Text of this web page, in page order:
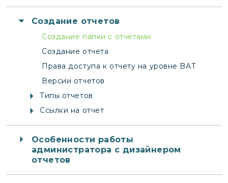
Создание отчетов
Создание папки с отчетами
Создание отчета
Права доступа к отчету на уровне BAT
Версии отчетов
Типы отчетов
Ссылки на отчет
Особенности работы
администратора с дизайнером
отчетов